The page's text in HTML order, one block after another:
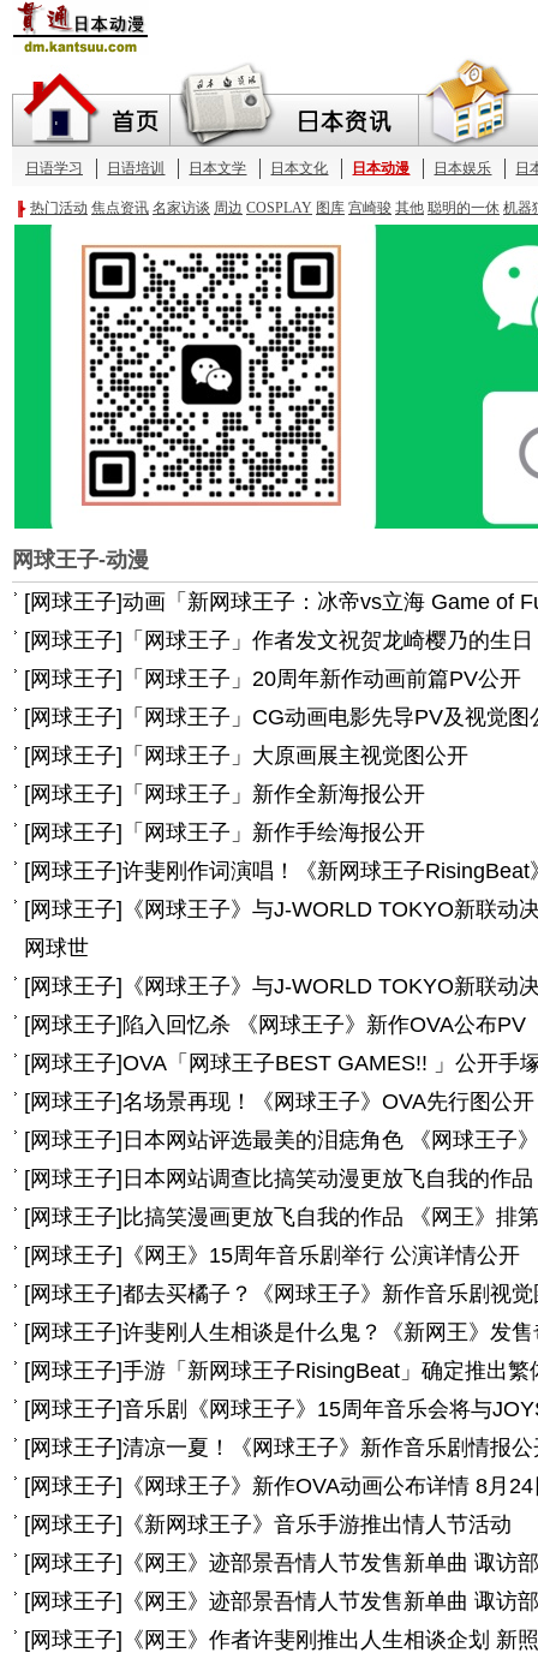
网球王子-动漫
[网球王子]动画「新网球王子：冰帝vs立海 Game of
[网球王子] 「网球王子」作者发文祝贺龙崎樱乃的生日
[网球王子] 「网球王子」20周年新作动画前篇PV公开
[网球王子] 「网球王子」CG动画电影先导PV及视觉图
[网球王子] 「网球王子」大原画展主视觉图公开
[网球王子] 「网球王子」新作全新海报公开
[网球王子] 「网球王子」新作手绘海报公开
[网球王子]许斐刚作词演唱！《新网球王子RisingBeat
[网球王子] 《网球王子》与J-WORLD TOKYO新联动
网球世
[网球王子] 《网球王子》与J-WORLD TOKYO新联动
[网球王子] 陷入回忆杀 《网球王子》新作OVA公布PV
[网球王子]OVA「网球王子BEST GAMES!! 」公开手
[网球王子]名场景再现！《网球王子》OVA先行图公开
[网球王子] 日本网站评选最美的泪痣角色 《网球王子
[网球王子] 日本网站调查比搞笑动漫更放飞自我的作
[网球王子] 比搞笑漫画更放飞自我的作品 《网王》排
[网球王子] 《网王》15周年音乐剧举行 公演详情公开
[网球王子]都去买橘子？《网球王子》新作音乐剧视
[网球王子]许斐刚人生相谈是什么鬼？《新网王》发
[网球王子]手游「新网球王子RisingBeat」确定推出繁
[网球王子]音乐剧《网球王子》15周年音乐会将与
[网球王子]清凉一夏！《网球王子》新作音乐剧情报公
[网球王子] 《网球王子》新作OVA动画公布详情 8月
[网球王子] 《新网球王子》音乐手游推出情人节活动
[网球王子] 《网王》迹部景吾情人节发售新单曲 诹访
[网球王子] 《网王》迹部景吾情人节发售新单曲 诹访
[网球王子] 《网王》作者许斐刚推出人生相谈企划 新